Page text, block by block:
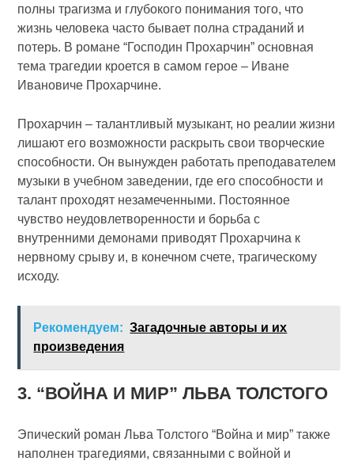
полны трагизма и глубокого понимания того, что
жизнь человека часто бывает полна страданий и
потерь. В романе “Господин Прохарчин” основная
тема трагедии кроется в самом герое – Иване
Ивановиче Прохарчине.
Прохарчин – талантливый музыкант, но реалии жизни
лишают его возможности раскрыть свои творческие
способности. Он вынужден работать преподавателем
музыки в учебном заведении, где его способности и
талант проходят незамеченными. Постоянное
чувство неудовлетворенности и борьба с
внутренними демонами приводят Прохарчина к
нервному срыву и, в конечном счете, трагическому
исходу.
Рекомендуем: Загадочные авторы и их
произведения
3. “ВОЙНА И МИР” ЛЬВА ТОЛСТОГО
Эпический роман Льва Толстого “Война и мир” также
наполнен трагедиями, связанными с войной и